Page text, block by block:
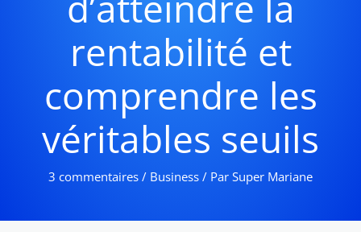
rentabilité et
comprendre les
véritables seuils
3 commentaires / Business / Par Super Mariane